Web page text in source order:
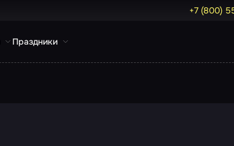
+7 (800)
Праздники